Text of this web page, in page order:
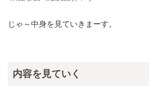
じゃ～中身を見ていきまーす。
内容を見ていく